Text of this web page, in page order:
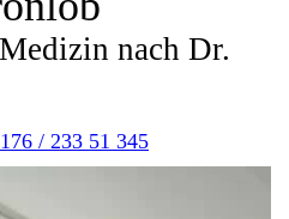
nach Dr.
/ 233 51 345